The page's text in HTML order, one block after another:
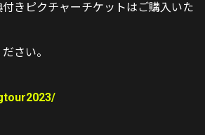
きピクチャーチケットはご購入いた
さい。